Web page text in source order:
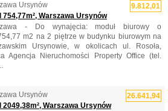
9.812,01
Ursynów
754,77m², Warszawa Ursynów
- Do wynajęcia: moduł biurowy o
m2 na 2 piętrze w budynku biurowym na
Ursynowie, w okolicach ul. Rosoła,
Agencja Nieruchomości Property Office (tel.
26.641,94
Ursynów
2049,38m², Warszawa Ursynów